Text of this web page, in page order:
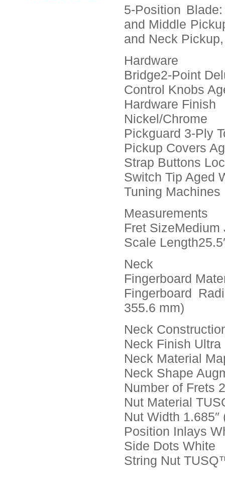
5-Position
and Middle
and Neck
Hardware
Bridge2-Point
Control Knobs
Hardware Finish
Nickel/Chrome
Pickguard 3-Ply
Pickup Covers
Strap Buttons
Switch Tip Aged
Tuning
Measurements
Fret
Scale
Neck
Fingerboard
Fingerboard
355.6 mm)
Neck
Neck Finish
Neck Material
Neck Shape
Number of Frets
Nut Material
Nut Width 1.685″
Position Inlays
Side Dots White
String Nut